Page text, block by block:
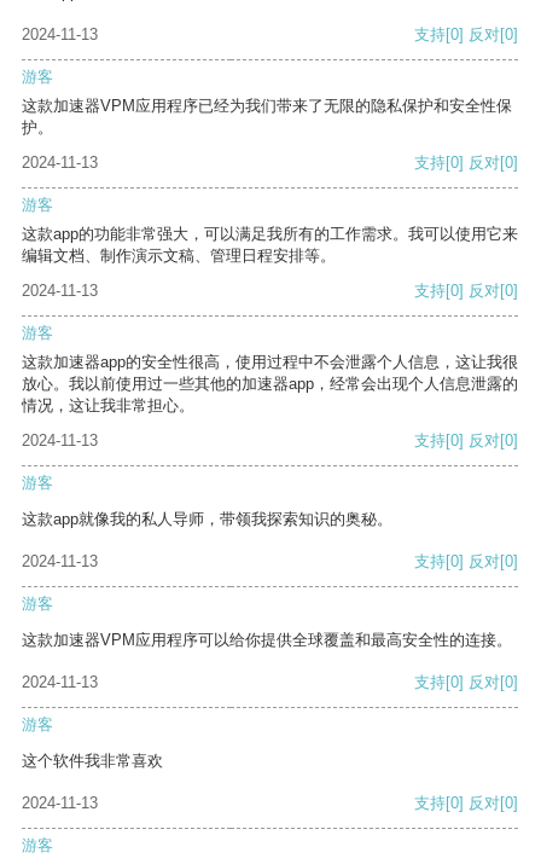
2024-11-13 支持[0] 反对[0]
游客
这款加速器VPM应用程序已经为我们带来了无限的隐私保护和安全性保
护。
2024-11-13
支持[0] 反对[0]
游客
这款app的功能非常强大，可以满足我所有的工作需求。我可以使用它来
编辑文档、制作演示文稿、管理日程安排等。
2024-11-13
支持[0] 反对[0]
游客
这款加速器app的安全性很高，使用过程中不会泄露个人信息，这让我很
放心。我以前使用过一些其他的加速器app，经常会出现个人信息泄露的
情况，这让我非常担心。
2024-11-13
支持[0] 反对[0]
游客
这款app就像我的私人导师，带领我探索知识的奥秘。
2024-11-13 支持[0] 反对[0]
游客
这款加速器VPM应用程序可以给你提供全球覆盖和最高安全性的连接。
2024-11-13 支持[0] 反对[0]
游客
这个软件我非常喜欢
2024-11-13 支持[0] 反对[0]
游客